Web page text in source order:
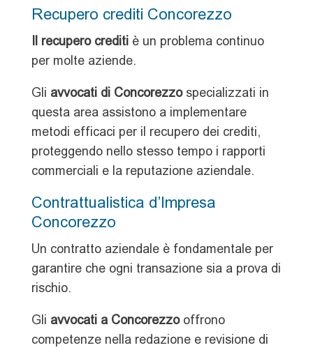
Recupero crediti Concorezzo
Il recupero creditiè un problema continuo
per molte aziende.
Gli avvocati di Concorezzospecializzati in
questa area assistono a implementare
metodi efficaci per il recupero dei crediti,
proteggendo nello stesso tempo i rapporti
commerciali e la reputazione aziendale.
Contrattualistica d’Impresa
Concorezzo
Un contratto aziendale è fondamentale per
garantire che ogni transazione sia a prova di
rischio.
Gli avvocati a Concorezzooffrono
competenze nella redazione e revisione di